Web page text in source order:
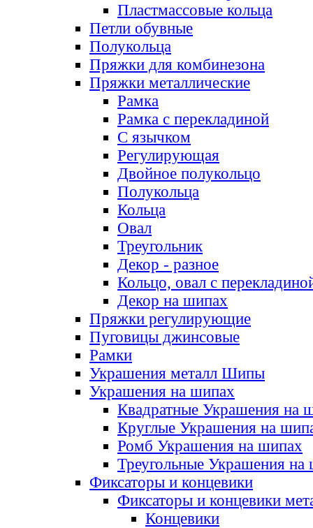
Пластмассовые кольца
Петли обувные
Полукольца
Пряжки для комбинезона
Пряжки металлические
Рамка
Рамка с перекладиной
С язычком
Регулирующая
Двойное полукольцо
Полукольца
Кольца
Овал
Треугольник
Декор - разное
Кольцо, овал с
Декор на шипах
Пряжки регулирующие
Пуговицы джинсовые
Рамки
Украшения металл Шипы
Украшения на шипах
Квадратные Украшения на
Круглые Украшения на
Ромб Украшения на шипах
Треугольные Украшения на
Фиксаторы и концевики
Фиксаторы и концевики
Концевики